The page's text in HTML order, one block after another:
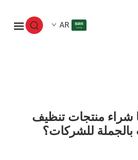
AR
شراء منتجات تنظيف
بالجملة للشركات؟